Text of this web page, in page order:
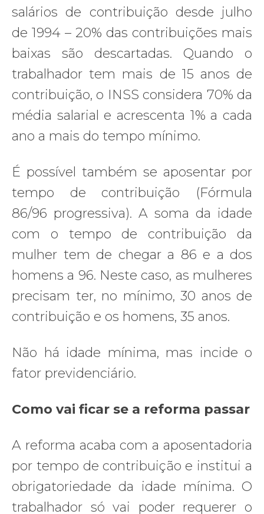
salários de contribuição desde julho
de 1994 – 20% das contribuições mais
baixas são descartadas. Quando o
trabalhador tem mais de 15 anos de
contribuição, o INSS considera 70% da
média salarial e acrescenta 1% a cada
ano a mais do tempo mínimo.
É possível também se aposentar por
tempo de contribuição (Fórmula
86/96 progressiva). A soma da idade
com o tempo de contribuição da
mulher tem de chegar a 86 e a dos
homens a 96. Neste caso, as mulheres
precisam ter, no mínimo, 30 anos de
contribuição e os homens, 35 anos.
Não há idade mínima, mas incide o
fator previdenciário.
Como vai ficar se a reforma passar
A reforma acaba com a aposentadoria
por tempo de contribuição e institui a
obrigatoriedade da idade mínima. O
trabalhador só vai poder requerer o